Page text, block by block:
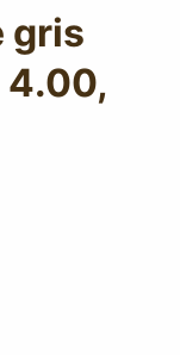
gris